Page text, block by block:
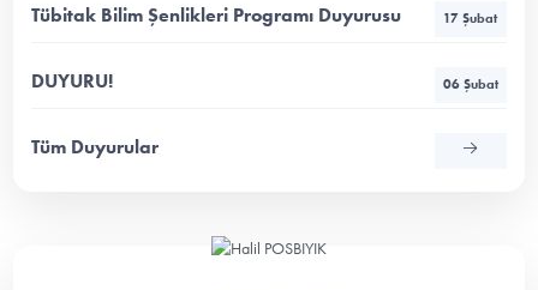
Tübitak Bilim Şenlikleri Programı Duyurusu 17 Şubat
DUYURU! 06 Şubat
Tüm Duyurular